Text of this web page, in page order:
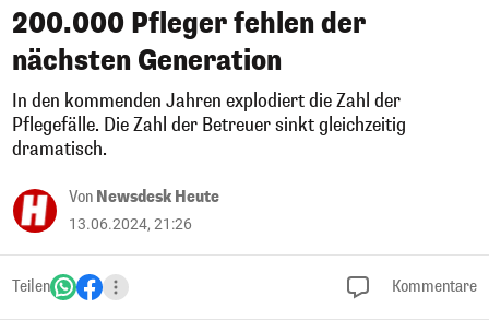
200.000 Pfleger fehlen der
nächsten Generation
In den kommenden Jahren explodiert die Zahl der
Pflegefälle. Die Zahl der Betreuer sinkt gleichzeitig
dramatisch.
Von Newsdesk Heute
13.06.2024, 21:26
Teilen Kommentare